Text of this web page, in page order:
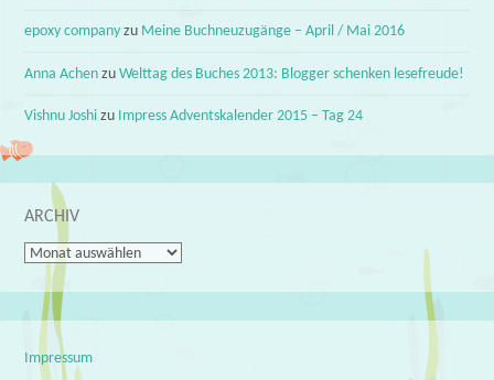
epoxy company zu Meine Buchneuzugänge – April / Mai 2016
Anna Achen zuWelttag des Buches 2013: Blogger schenken lesefreude!
Vishnu Joshi zu Impress Adventskalender 2015 – Tag 24
ARCHIV
Archiv
Impressum